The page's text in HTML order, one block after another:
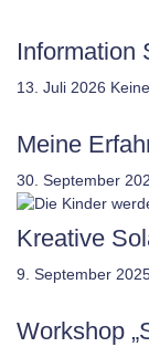
13. Juli 2026
Meine
30. September
Kreative
9. September
Workshop